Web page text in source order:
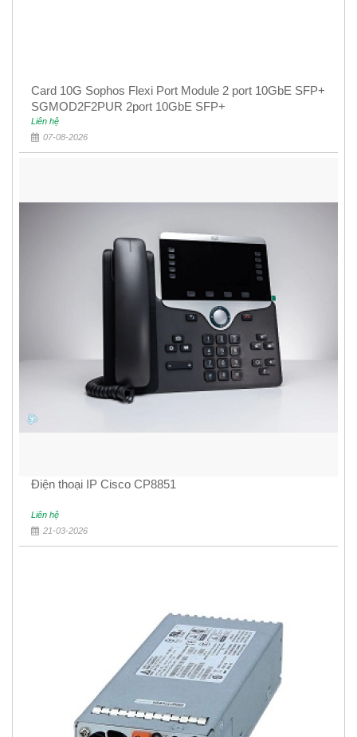
Card 10G Sophos Flexi Port Module 2 port 10GbE SFP+
SGMOD2F2PUR 2port 10GbE SFP+
Liên hệ
07-08-2026
Điện thoại IP Cisco CP8851
Liên hệ
21-03-2026